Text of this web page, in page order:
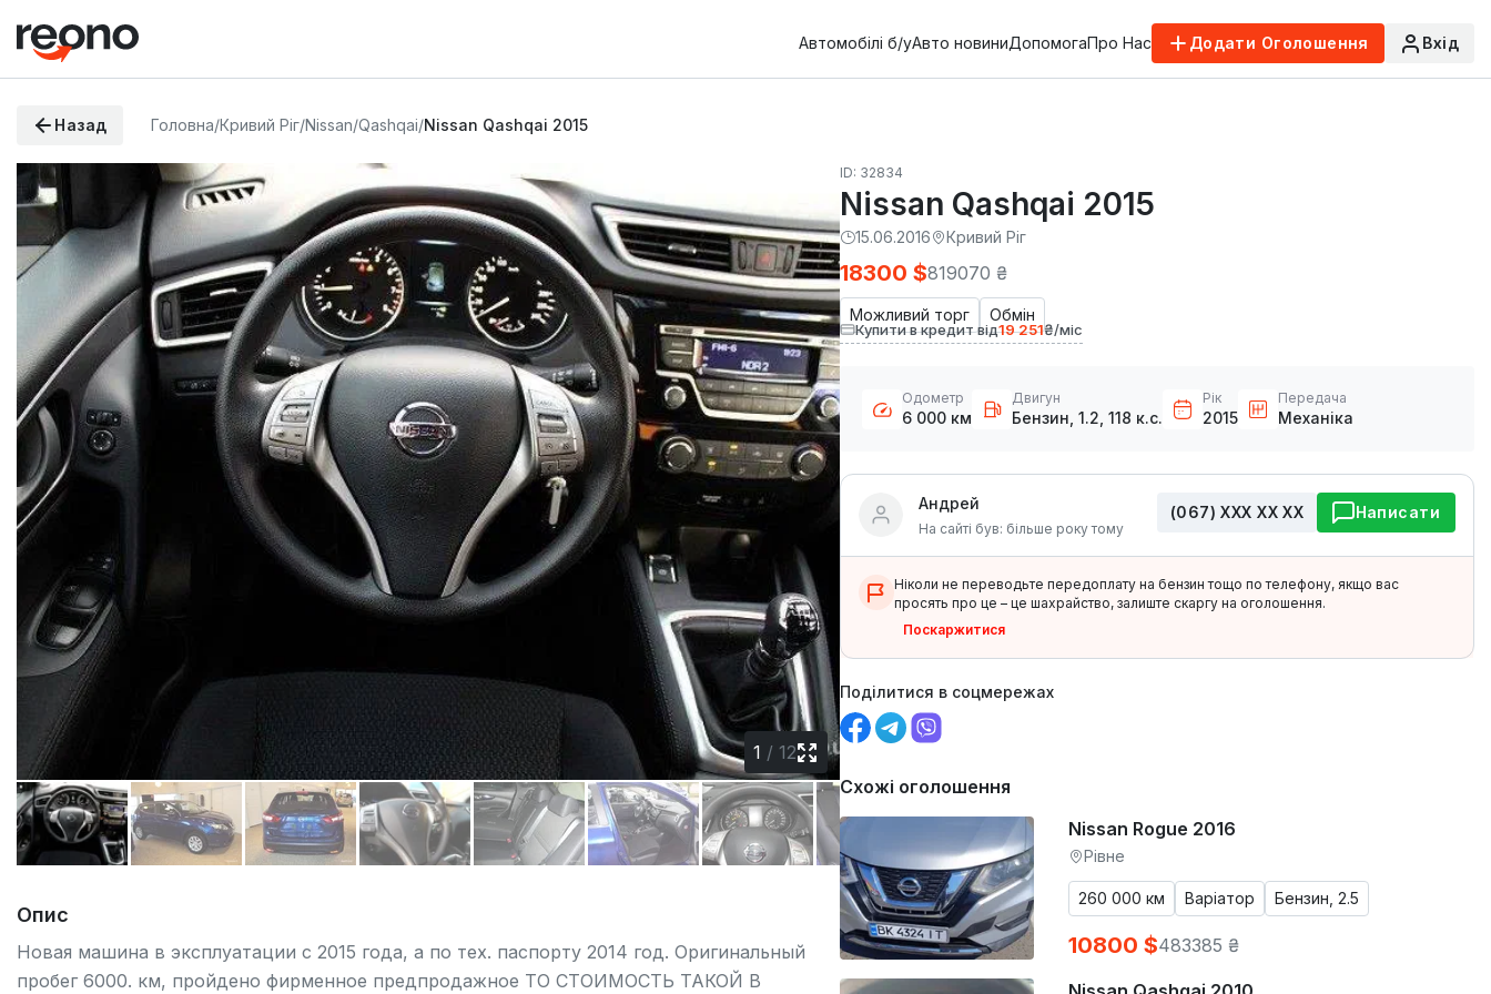
Автомобілі б/уАвто новиниДопомогаПро Нас Додати Оголошення Вхід
Назад Головна/Кривий Ріг/Nissan/Qashqai/Nissan Qashqai 2015
1 /12
Опис
Новая машина в эксплуатации с 2015 года, а по тех. паспорту 2014 год. Оригинальный
пробег 6000. км, пройдено фирменное предпродажное ТО СТОИМОСТЬ ТАКОЙ В
ID: 32834
Nissan Qashqai 2015
15.06.2016 Кривий Ріг
Можливий торг Обмін
18300 $819070 ₴
Купити в кредит від19 251₴/міс
Одометр
6 000 км
Двигун
Бензин, 1.2, 118 к.с.
Рік
2015
Передача
Механіка
Андрей
На сайті був: більше року тому
(067) ХХХ ХХ ХХ Написати
Ніколи не переводьте передоплату на бензин тощо по телефону, якщо вас
просять про це – це шахрайство, залиште скаргу на оголошення.
Поскаржитися
Поділитися в соцмережах
Схожі оголошення
Nissan Rogue 2016
Рівне
260 000 км Варіатор Бензин, 2.5
10800 $483385 ₴